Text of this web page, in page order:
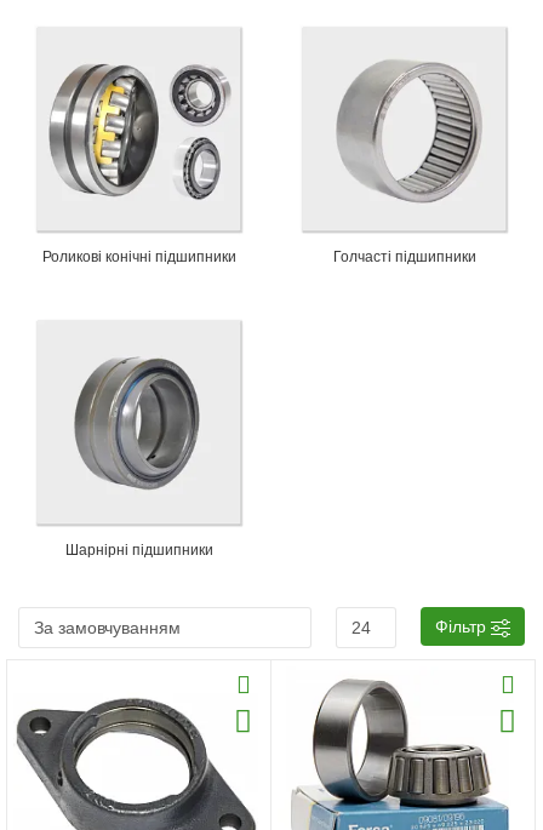
Роликові конічні підшипники Голчасті підшипники
Шарнірні підшипники
Фільтр